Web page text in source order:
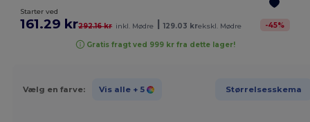
Starter ved
161.29 kr292.16 kr inkl. Mødre 129.03 krekskl. Mødre -45%
Gratis fragt ved 999 kr fra dette lager!
Vælg en farve: Vis alle + 5 Størrelsesskema